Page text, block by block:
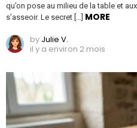
qu’on pose au milieu de la table et
s’asseoir. Le secret […] MORE
by Julie V.
il y a environ 2 mois